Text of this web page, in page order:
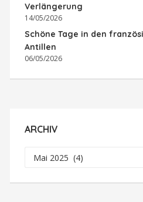
Verlängerung
14/05/2026
Schöne Tage in den
Antillen
06/05/2026
ARCHIV
Archiv